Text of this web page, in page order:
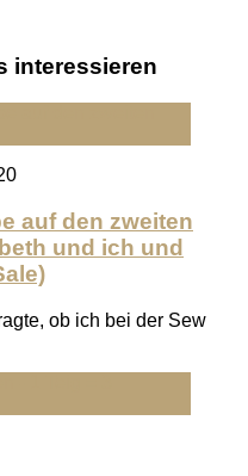
interessieren
auf den zweiten
und ich und
ob ich bei der Sew